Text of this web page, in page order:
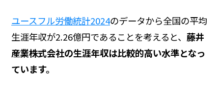
ユースフル労働統計2024のデータから全国の平均
生涯年収が2.26億円であることを考えると、 藤井
産業株式会社の生涯年収は比較的高い水準となっ
ています。